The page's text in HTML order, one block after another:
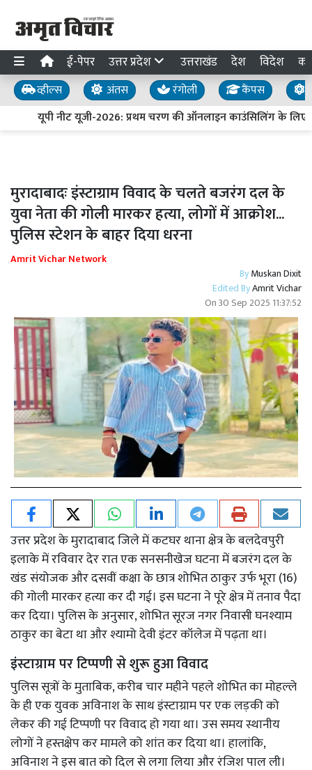
ई-पेपर उत्तर प्रदेश उत्तराखंड देश विदेश
व्हील्स अंतस रंगोली कैंपस
यूपी नीट यूजी-2026: प्रथम चरण की ऑनलाइन काउंसिलिंग के लिए
मुरादाबादः इंस्टाग्राम विवाद के चलते बजरंग दल के
युवा नेता की गोली मारकर हत्या, लोगों में आक्रोश...
पुलिस स्टेशन के बाहर दिया धरना
Amrit Vichar Network
ByMuskan Dixit
Edited ByAmrit Vichar
On30 Sep 2025 11:37:52
उत्तर प्रदेश के मुरादाबाद जिले में कटघर थाना क्षेत्र के बलदेवपुरी
इलाके में रविवार देर रात एक सनसनीखेज घटना में बजरंग दल के
खंड संयोजक और दसवीं कक्षा के छात्र शोभित ठाकुर उर्फ भूरा (16)
की गोली मारकर हत्या कर दी गई। इस घटना ने पूरे क्षेत्र में तनाव पैदा
कर दिया। पुलिस के अनुसार, शोभित सूरज नगर निवासी घनश्याम
ठाकुर का बेटा था और श्यामो देवी इंटर कॉलेज में पढ़ता था।
इंस्टाग्राम पर टिप्पणी से शुरू हुआ विवाद
पुलिस सूत्रों के मुताबिक, करीब चार महीने पहले शोभित का मोहल्ले
के ही एक युवक अविनाश के साथ इंस्टाग्राम पर एक लड़की को
लेकर की गई टिप्पणी पर विवाद हो गया था। उस समय स्थानीय
लोगों ने हस्तक्षेप कर मामले को शांत कर दिया था। हालांकि,
अविनाश ने इस बात को दिल से लगा लिया और रंजिश पाल ली।